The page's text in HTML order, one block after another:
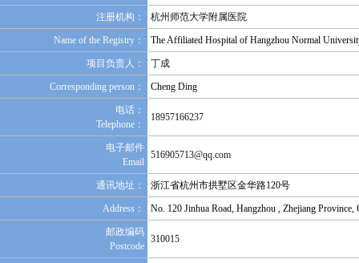
注册机构： 杭州师范大学附属医院
Name of the Registry： The Affiliated Hospital of Hangzhou Normal
项目负责人： 丁成
Corresponding person： Cheng Ding
电话：
Telephone：
18957166237
电子邮件
Email
516905713@qq.com
通讯地址： 浙江省杭州市拱墅区金华路120号
Address： No. 120 Jinhua Road, Hangzhou , Zhejiang Province,
邮政编码
Postcode
310015